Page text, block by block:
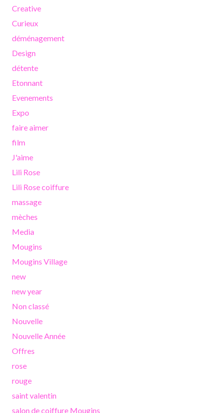
Creative
Curieux
déménagement
Design
détente
Etonnant
Evenements
Expo
faire aimer
film
J'aime
Lili Rose
Lili Rose coiffure
massage
mèches
Media
Mougins
Mougins Village
new
new year
Non classé
Nouvelle
Nouvelle Année
Offres
rose
rouge
saint valentin
salon de coiffure Mougins